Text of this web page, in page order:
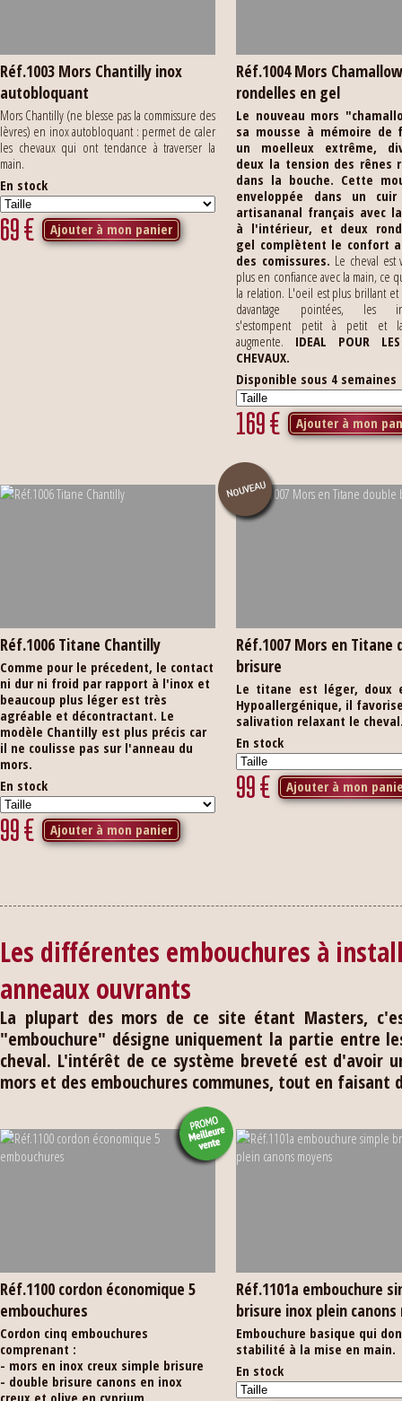
Réf.1003 Mors Chantilly inox
autobloquant
Mors Chantilly (ne blesse pas la commissure des
lèvres) en inox autobloquant : permet de caler
les chevaux qui ont tendance à traverser la
main.
En stock
69€ Ajouter à mon panier
Réf.1004 Mors
rondelles en gel
Le nouveau mors
sa mousse à mémoire de
un moelleux extrême,
deux la tension des rênes
dans la bouche. Cette
enveloppée dans un
artisananal français avec
à l'intérieur, et deux
gel complètent le confort
des comissures. Le cheval est
plus en confiance avec la main, ce
la relation. L'oeil est plus brillant
davantage pointées, les
s'estompent petit à petit et
augmente. IDEAL POUR
CHEVAUX.
Disponible sous 4 semaines
169€ Ajouter à mon
Réf.1006 Titane Chantilly
Comme pour le précedent, le contact
ni dur ni froid par rapport à l'inox et
beaucoup plus léger est très
agréable et décontractant. Le
modèle Chantilly est plus précis car
il ne coulisse pas sur l'anneau du
mors.
En stock
99€ Ajouter à mon panier
Réf.1007 Mors en Titane
brisure
Le titane est léger, doux
Hypoallergénique, il
salivation relaxant le
En stock
99€ Ajouter à mon
Les différentes embouchures à
anneaux ouvrants
La plupart des mors de ce site étant Masters,
"embouchure" désigne uniquement la partie entre
cheval. L'intérêt de ce système breveté est d'avoir
mors et des embouchures communes, tout en faisant
Réf.1100 cordon économique 5
embouchures
Cordon cinq embouchures
comprenant :
- mors en inox creux simple brisure
- double brisure canons en inox
creux et olive en cyprium
Réf.1101a embouchure
brisure inox plein canons
Embouchure basique qui
stabilité à la mise en main.
En stock